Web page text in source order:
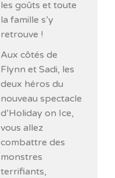
les goûts et toute
la famille s’y
retrouve !
Aux côtés de
Flynn et Sadi, les
deux héros du
nouveau spectacle
d’Holiday on Ice,
vous allez
combattre des
monstres
terrifiants,